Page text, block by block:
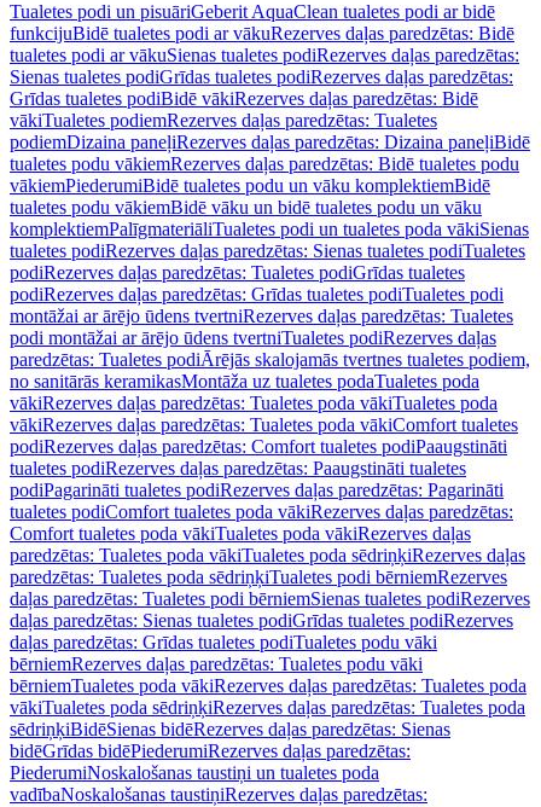
Tualetes podi un pisuāriGeberit AquaClean tualetes podi ar bidē
funkcijuBidē tualetes podi ar vākuRezerves daļas paredzētas: Bidē
tualetes podi ar vākuSienas tualetes podiRezerves daļas paredzētas:
Sienas tualetes podiGrīdas tualetes podiRezerves daļas paredzētas:
Grīdas tualetes podiBidē vākiRezerves daļas paredzētas: Bidē
vākiTualetes podiemRezerves daļas paredzētas: Tualetes
podiemDizaina paneļiRezerves daļas paredzētas: Dizaina paneļiBidē
tualetes podu vākiemRezerves daļas paredzētas: Bidē tualetes podu
vākiemPiederumiBidē tualetes podu un vāku komplektiemBidē
tualetes podu vākiemBidē vāku un bidē tualetes podu un vāku
komplektiemPalīgmateriāliTualetes podi un tualetes poda vākiSienas
tualetes podiRezerves daļas paredzētas: Sienas tualetes podiTualetes
podiRezerves daļas paredzētas: Tualetes podiGrīdas tualetes
podiRezerves daļas paredzētas: Grīdas tualetes podiTualetes podi
montāžai ar ārējo ūdens tvertniRezerves daļas paredzētas: Tualetes
podi montāžai ar ārējo ūdens tvertniTualetes podiRezerves daļas
paredzētas: Tualetes podiĀrējās skalojamās tvertnes tualetes podiem,
no sanitārās keramikasMontāža uz tualetes podaTualetes poda
vākiRezerves daļas paredzētas: Tualetes poda vākiTualetes poda
vākiRezerves daļas paredzētas: Tualetes poda vākiComfort tualetes
podiRezerves daļas paredzētas: Comfort tualetes podiPaaugstināti
tualetes podiRezerves daļas paredzētas: Paaugstināti tualetes
podiPagarināti tualetes podiRezerves daļas paredzētas: Pagarināti
tualetes podiComfort tualetes poda vākiRezerves daļas paredzētas:
Comfort tualetes poda vākiTualetes poda vākiRezerves daļas
paredzētas: Tualetes poda vākiTualetes poda sēdriņķiRezerves daļas
paredzētas: Tualetes poda sēdriņķiTualetes podi bērniemRezerves
daļas paredzētas: Tualetes podi bērniemSienas tualetes podiRezerves
daļas paredzētas: Sienas tualetes podiGrīdas tualetes podiRezerves
daļas paredzētas: Grīdas tualetes podiTualetes podu vāki
bērniemRezerves daļas paredzētas: Tualetes podu vāki
bērniemTualetes poda vākiRezerves daļas paredzētas: Tualetes poda
vākiTualetes poda sēdriņķiRezerves daļas paredzētas: Tualetes poda
sēdriņķiBidēSienas bidēRezerves daļas paredzētas: Sienas
bidēGrīdas bidēPiederumiRezerves daļas paredzētas:
PiederumiNoskalošanas taustiņi un tualetes poda
vadībaNoskalošanas taustiņiRezerves daļas paredzētas: